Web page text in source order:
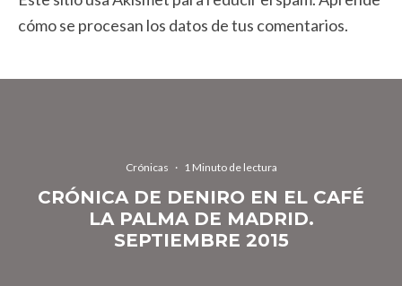
cómo se procesan los datos de tus comentarios.
Crónicas · 1 Minuto de lectura
CRÓNICA DE DENIRO EN EL CAFÉ
LA PALMA DE MADRID.
SEPTIEMBRE 2015